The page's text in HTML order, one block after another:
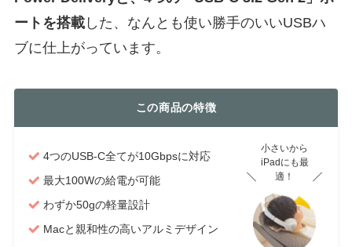
ートを搭載した、なんとも使い勝手のいいUSBハ
ブに仕上がっています。
この商品の特徴
4つのUSB-C全てが10Gbpsに対応
最大100Wの給電が可能
わずか50gの軽量設計
Macと親和性の高いアルミデザイン
小さいから
iPadにも最
適！